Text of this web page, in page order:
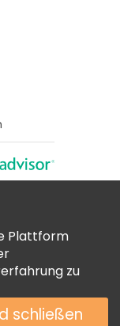
Plattform
zu
schließen